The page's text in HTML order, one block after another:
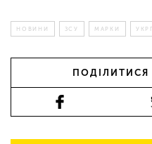
НОВИНИ ЗСУ МАРКИ